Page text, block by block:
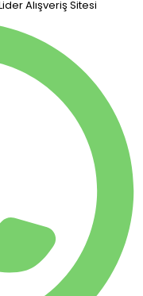
Alışveriş Sitesi